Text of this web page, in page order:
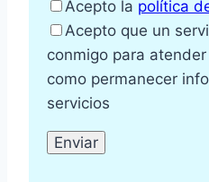
Acepto la política
Acepto que un
conmigo para
como permanecer
servicios